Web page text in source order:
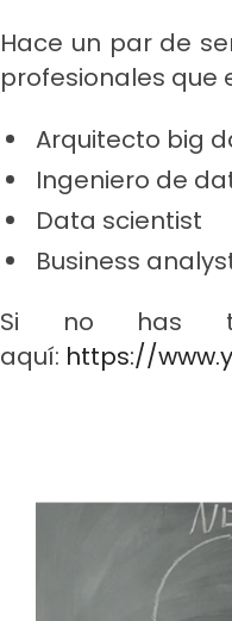
Hace un par de
profesionales que
Arquitecto big
Ingeniero de
Data scientist
Business
Si no has
aquí: https://